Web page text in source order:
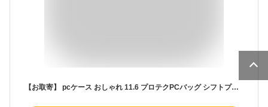
【お取寄】 pcケース おしゃれ 11.6 プロテクPCバッグ シフトプラス 3Dポケット付 小学生 女子 男子 男の子 女の子 タブレット pc pcバッグ 頑丈 周辺機器 ポリエステル 保護 丈夫 11.6インチ プレゼント お祝い ICT関連 学級文具 【メール便不可】